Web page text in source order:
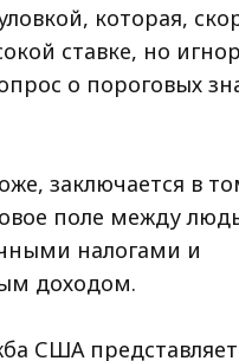
которая,
ставке, но
о пороговых
заключается в
поле между
налогами и
доходом.
США